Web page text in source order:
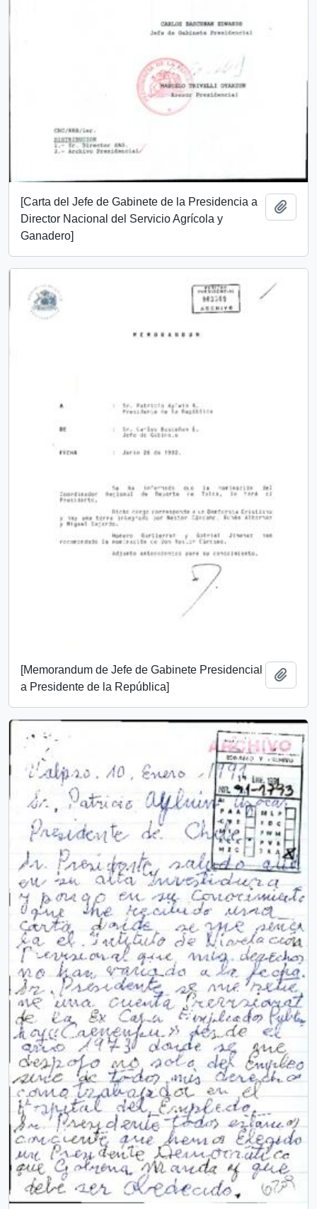
[Carta del Jefe de Gabinete de la Presidencia a
Director Nacional del Servicio Agrícola y
Ganadero]
[Memorandum de Jefe de Gabinete Presidencial
a Presidente de la República]